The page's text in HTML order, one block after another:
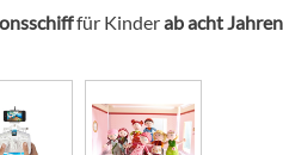
für Kinderab acht Jahren